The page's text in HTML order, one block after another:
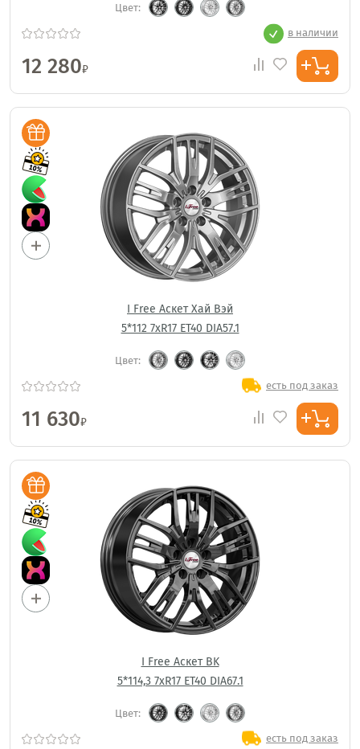
Цвет:
в наличии
12 280₽
I Free Аскет Хай Вэй
5*112 7xR17 ET40 DIA57.1
Цвет:
есть под заказ
11 630₽
I Free Аскет BK
5*114,3 7xR17 ET40 DIA67.1
Цвет:
есть под заказ